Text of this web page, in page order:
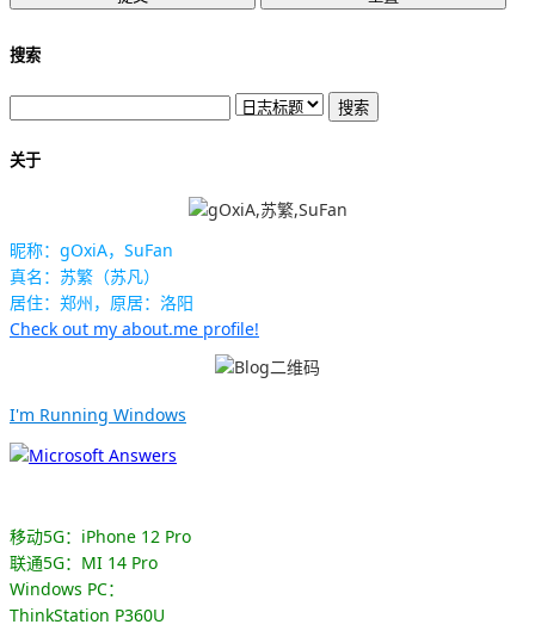
搜索
关于
昵称：gOxiA，SuFan
真名：苏繁（苏凡）
居住：郑州，原居：洛阳
Check out my about.me profile!
I'm Running Windows
移动5G：iPhone 12 Pro
联通5G：MI 14 Pro
Windows PC：
ThinkStation P360U